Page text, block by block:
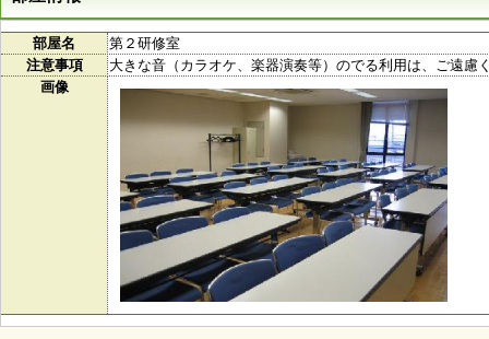
部屋名
第２研修室
注意事項
大きな音（カラオケ、楽器演奏等）のでる利用は、ご遠
画像